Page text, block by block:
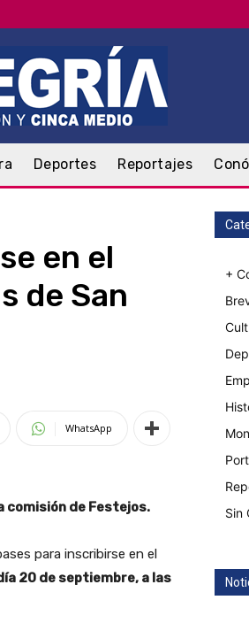
Deportes Reportajes
en el
de San
WhatsApp
comisión de Festejos.
para inscribirse en el
20 de septiembre, a las
+
Sin